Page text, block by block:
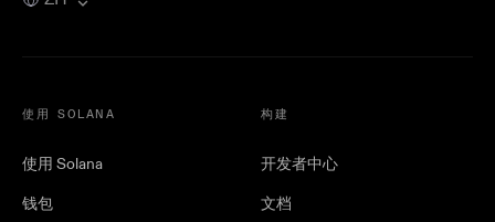
使用 SOLANA
使用 Solana
钱包
构建
开发者中心
文档